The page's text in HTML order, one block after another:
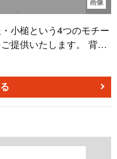
小槌という4つのモチー
提供いたします。 背景
細やかにデザインされ
グカードなどにご活用
栄、だるまは願い事の